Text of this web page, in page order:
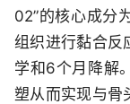
02”的核心成分
组织进行黏合反
学和6个月降解
塑从而实现与骨